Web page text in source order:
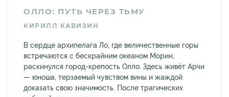
ОЛЛО: ПУТЬ ЧЕРЕЗ ТЬМУ
КИРИЛЛ КАВИЗИН
В сердце архипелага Ло, где величественные горы
встречаются с бескрайним океаном Морин,
раскинулся город-крепость Олло. Здесь живёт Арчи
— юноша, терзаемый чувством вины и жаждой
доказать свою значимость. После трагических